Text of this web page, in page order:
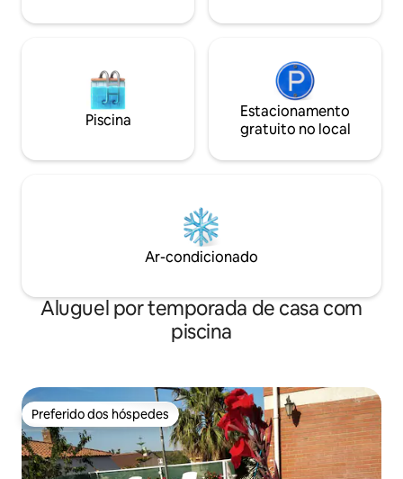
Piscina
Estacionamento
gratuito no local
Ar-condicionado
Aluguel por temporada de casa com
piscina
Preferido dos hóspedes
Preferido dos hóspedes